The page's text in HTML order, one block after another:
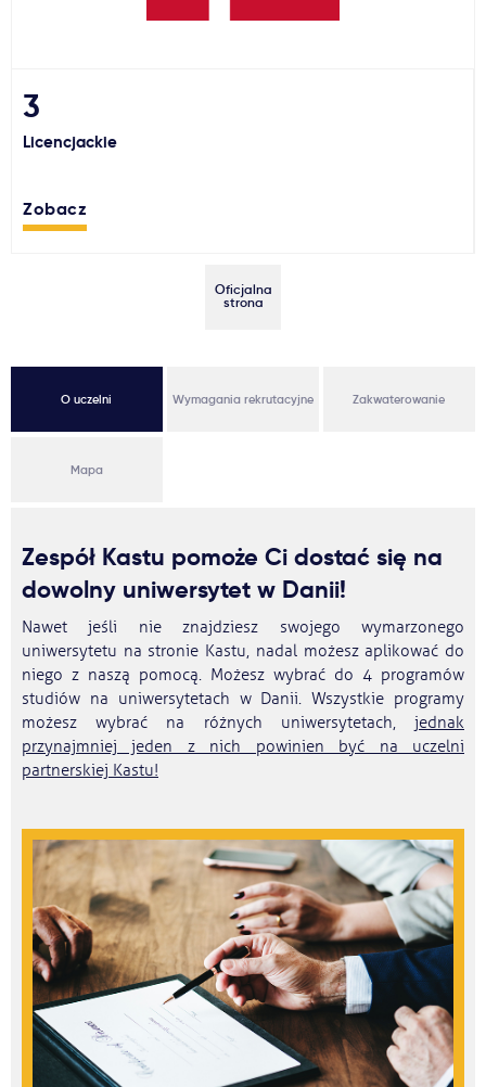
Usługi
Aktualności
3
Licencjackie
Zobacz
Oficjalna
strona
O uczelni Wymagania rekrutacyjne Zakwaterowanie
Mapa
Zespół Kastu pomoże Ci dostać się na
dowolny uniwersytet w Danii!
Nawet jeśli nie znajdziesz swojego wymarzonego
uniwersytetu na stronie Kastu, nadal możesz aplikować do
niego z naszą pomocą. Możesz wybrać do 4 programów
studiów na uniwersytetach w Danii. Wszystkie programy
możesz wybrać na różnych uniwersytetach, jednak
przynajmniej jeden z nich powinien być na uczelni
partnerskiej Kastu!